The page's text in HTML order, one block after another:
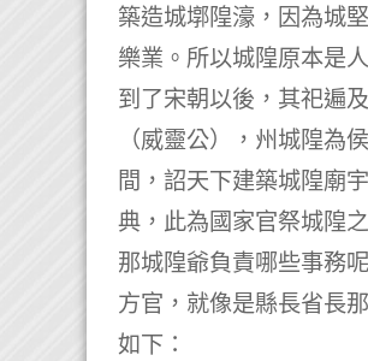
築造城墎隍濠，因為城
樂業。所以城隍原本是
到了宋朝以後，其祀遍
（威靈公），州城隍為
間，詔天下建築城隍廟
典，此為國家官祭城隍
那城隍爺負責哪些事務
方官，就像是縣長省長
如下：